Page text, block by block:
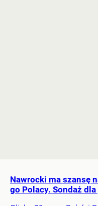
Nawrocki ma szansę
go Polacy. Sondaż dla